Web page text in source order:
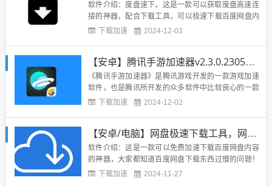
软件介绍：度盘速下，这是一款可以获取度盘高速连
接的神器，配合下载工具，可以极速下载百度网盘内
容！软件有网页版和安卓版本，使用方法都是一样
即可！因为百度网盘的限制，浏览器或下载器的的UA
设置需要手动填写为:Lo...
下载加速 2024-12-03
【安卓】腾讯手游加速器v2.3.0.2305破解vip特别版
《腾讯手游加速器》是腾讯游戏开发的一款游戏加速
软件，也是腾讯所开发的众多软件中比较良心的一款
了。电竞级手游加速器，腾讯游戏王卡免流，可享受
加畅快的游戏体验!本版介绍：免登录解锁VIP版V2去
掉升级提示下载...
下载加速 2024-12-02
【安卓/电脑】网盘极速下载工具，网盘下载v1.0.3，支持百度和天翼
软件介绍：这是一款可以免费加速下载百度网盘内容
的神器，大家都知道百度网盘下载东西过慢的问题！
这个就是为了解决这种情况的！支持一键识别分享链
下载加速 2024-11-27